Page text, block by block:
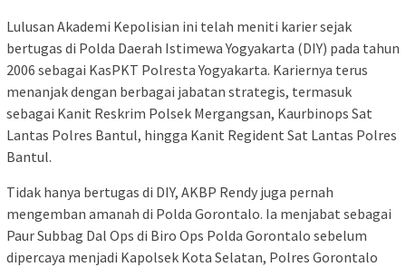
Lulusan Akademi Kepolisian ini telah meniti karier sejak
bertugas di Polda Daerah Istimewa Yogyakarta (DIY) pada tahun
2006 sebagai KasPKT Polresta Yogyakarta. Kariernya terus
menanjak dengan berbagai jabatan strategis, termasuk
sebagai Kanit Reskrim Polsek Mergangsan, Kaurbinops Sat
Lantas Polres Bantul, hingga Kanit Regident Sat Lantas Polres
Bantul.
Tidak hanya bertugas di DIY, AKBP Rendy juga pernah
mengemban amanah di Polda Gorontalo. Ia menjabat sebagai
Paur Subbag Dal Ops di Biro Ops Polda Gorontalo sebelum
dipercaya menjadi Kapolsek Kota Selatan, Polres Gorontalo